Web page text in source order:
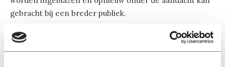
gebracht bij een breder publiek.
Het bleef niet enkel bij luisteren. Na de pauze, wanneer
iedereen zijn of haar glas weer aangevuld had bij de bar,